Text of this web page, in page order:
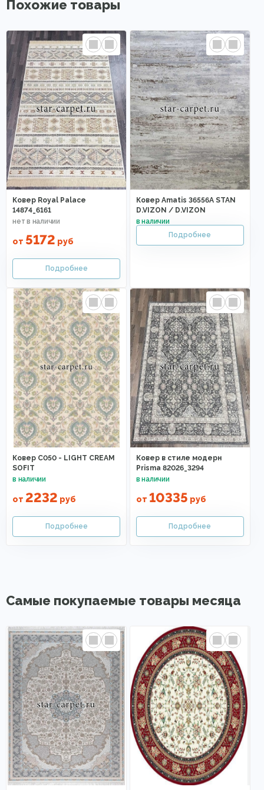
Похожие товары
Ковер Royal Palace
14874_6161
от 5172 руб
Ковер Amatis 36556A STAN
D.VIZON / D.VIZON
Ковер C050 - LIGHT CREAM
SOFIT
от 2232 руб
Ковер в стиле модерн
Prisma 82026_3294
от 10335 руб
Самые покупаемые товары месяца